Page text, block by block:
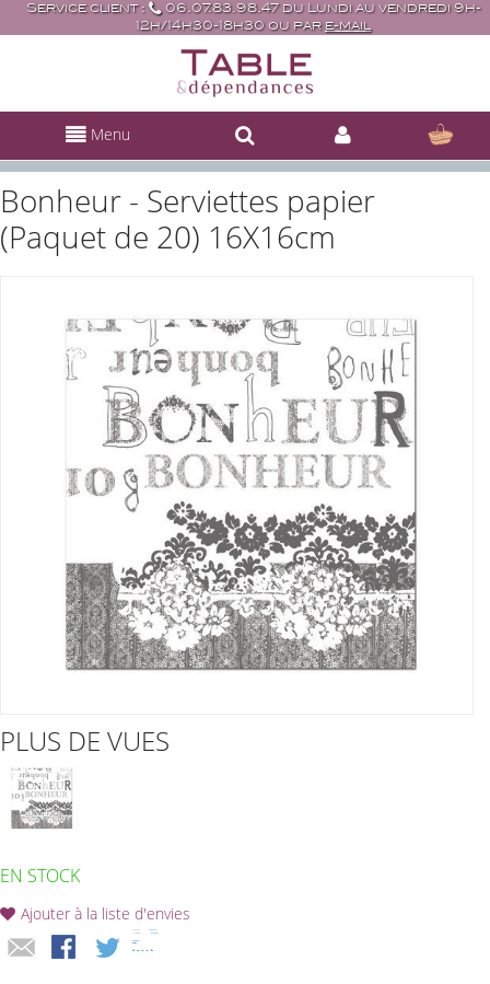
Service client :
06.07.83.98.47 du Lundi au vendredi 9h-
12h/14h30-18h30 ou par e-mail
Menu
Bonheur - Serviettes papier
(Paquet de 20) 16X16cm
PLUS DE VUES
EN STOCK
Ajouter à la liste d'envies